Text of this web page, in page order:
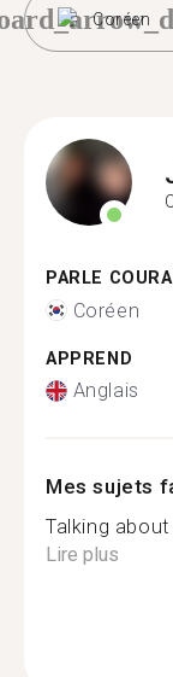
Coréen
PARLE
Coréen
APPREND
Anglais
Mes sujets
Talking
Lire plus